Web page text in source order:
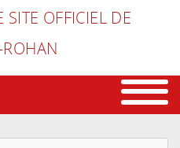
SITE OFFICIEL DE